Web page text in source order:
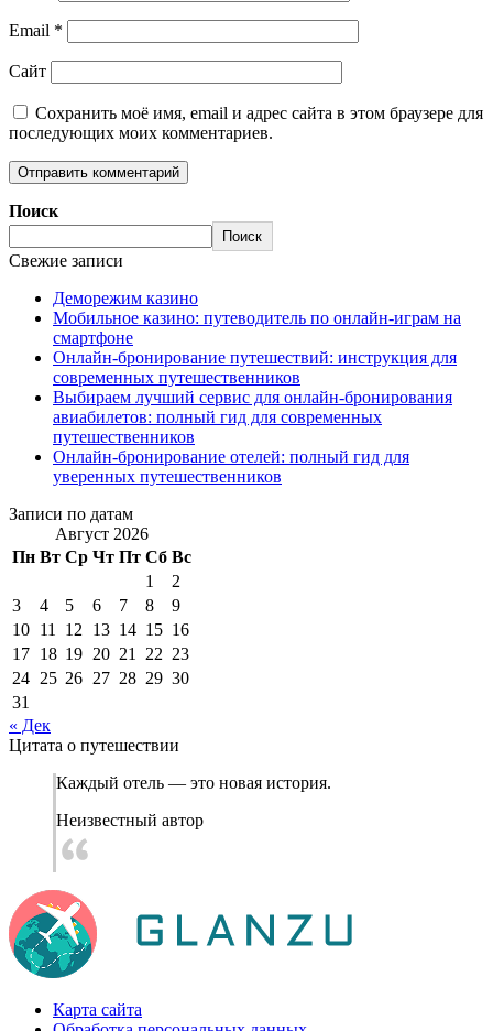
Email *
Сайт
Сохранить моё имя, email и адрес сайта в этом браузере для
последующих моих комментариев.
Поиск
Поиск
Свежие записи
Деморежим казино
Мобильное казино: путеводитель по онлайн-играм на
смартфоне
Онлайн-бронирование путешествий: инструкция для
современных путешественников
Выбираем лучший сервис для онлайн-бронирования
авиабилетов: полный гид для современных
путешественников
Онлайн-бронирование отелей: полный гид для
уверенных путешественников
Записи по датам
Август 2026
Пн Вт Ср Чт Пт Сб Вс
1
2
3
4 5 6 7 8
9
10 11 12 13 14 15 16
17 18 19 20 21 22 23
24 25 26 27 28 29 30
31
« Дек
Цитата о путешествии
Каждый отель — это новая история.
Неизвестный автор
Карта сайта